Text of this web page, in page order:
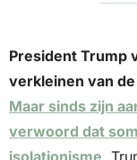
President Trump
verkleinen van
Maar sinds zijn
verwoord dat